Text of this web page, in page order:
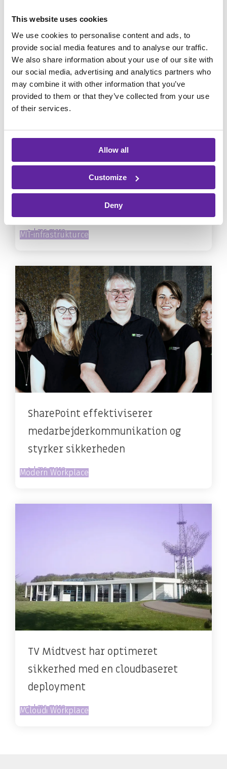
This website uses cookies
We use cookies to personalise content and ads, to
provide social media features and to analyse our traffic.
We also share information about your use of our site with
our social media, advertising and analytics partners who
may combine it with other information that you’ve
provided to them or that they’ve collected from your use
of their services.
Allow all
Customize
Deny
Oracle-optimering sparer
Crossbridge Energy for millioner
Modern Workplace
Cyber Security
IT-infrastruktur
> Læs mere
SharePoint effektiviserer
medarbejderkommunikation og
styrker sikkerheden
Modern Workplace
> Læs mere
TV Midtvest har optimeret
sikkerhed med en cloudbaseret
deployment
Modern Workplace
Cloud
> Læs mere